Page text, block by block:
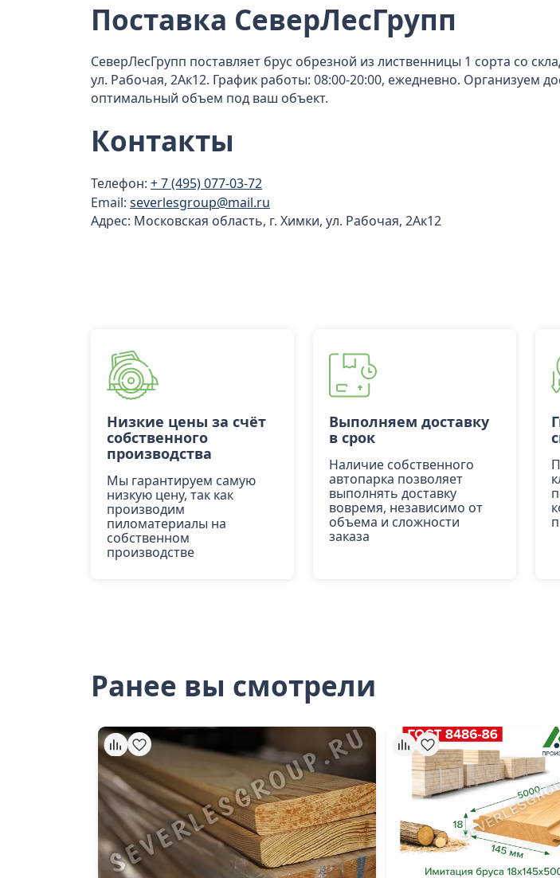
Поставка СеверЛесГрупп
СеверЛесГрупп поставляет брус обрезной из лиственницы 1 сорта со
ул. Рабочая, 2Ак12. График работы: 08:00-20:00, ежедневно. Организуем
оптимальный объем под ваш объект.
Контакты
Телефон: + 7 (495) 077-03-72
Email: severlesgroup@mail.ru
Адрес: Московская область, г. Химки, ул. Рабочая, 2Ак12
Низкие цены за счёт
собственного
производства
Мы гарантируем самую
низкую цену, так как
производим
пиломатериалы на
собственном
производстве
Выполняем доставку
в срок
Наличие собственного
автопарка позволяет
выполнять доставку
вовремя, независимо от
объема и сложности
заказа
Ранее вы смотрели